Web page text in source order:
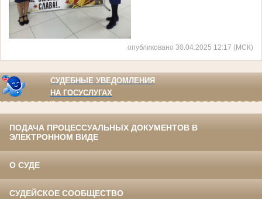
опубликовано 30.04.2025 12:17 (МСК)
СУДЕБНЫЕ УВЕДОМЛЕНИЯ
НА ГОСУСЛУГАХ
ПОДАЧА ПРОЦЕССУАЛЬНЫХ ДОКУМЕНТОВ В
ЭЛЕКТРОННОМ ВИДЕ
О СУДЕ
СУДЕЙСКОЕ СООБЩЕСТВО